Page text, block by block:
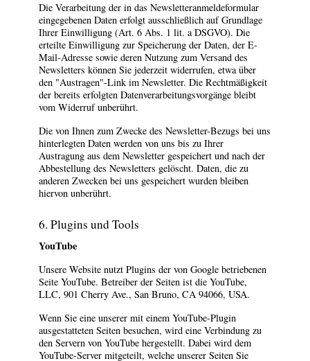
Die Verarbeitung der in das Newsletteranmeldeformular
eingegebenen Daten erfolgt ausschließlich auf Grundlage
Ihrer Einwilligung (Art. 6 Abs. 1 lit. a DSGVO). Die
erteilte Einwilligung zur Speicherung der Daten, der E-
Mail-Adresse sowie deren Nutzung zum Versand des
Newsletters können Sie jederzeit widerrufen, etwa über
den "Austragen"-Link im Newsletter. Die Rechtmäßigkeit
der bereits erfolgten Datenverarbeitungsvorgänge bleibt
vom Widerruf unberührt.
Die von Ihnen zum Zwecke des Newsletter-Bezugs bei uns
hinterlegten Daten werden von uns bis zu Ihrer
Austragung aus dem Newsletter gespeichert und nach der
Abbestellung des Newsletters gelöscht. Daten, die zu
anderen Zwecken bei uns gespeichert wurden bleiben
hiervon unberührt.
6. Plugins und Tools
YouTube
Unsere Website nutzt Plugins der von Google betriebenen
Seite YouTube. Betreiber der Seiten ist die YouTube,
LLC, 901 Cherry Ave., San Bruno, CA 94066, USA.
Wenn Sie eine unserer mit einem YouTube-Plugin
ausgestatteten Seiten besuchen, wird eine Verbindung zu
den Servern von YouTube hergestellt. Dabei wird dem
YouTube-Server mitgeteilt, welche unserer Seiten Sie